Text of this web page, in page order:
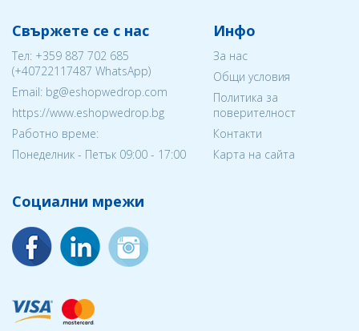
Свържете се с нас
Тел: +359 887 702 685
(+40722117487 WhatsApp)
Email: bg@eshopwedrop.com
https://www.eshopwedrop.bg
Работно време:
Понеделник - Петък 09:00 - 17:00
Инфо
За нас
Общи условия
Политика за
поверителност
Контакти
Карта на сайта
Социални мрежи